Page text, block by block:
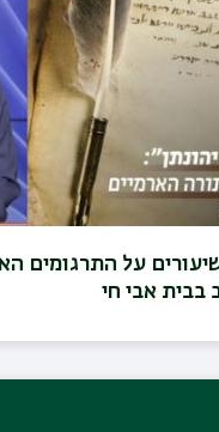
על התרגומים
בבית אבי חי